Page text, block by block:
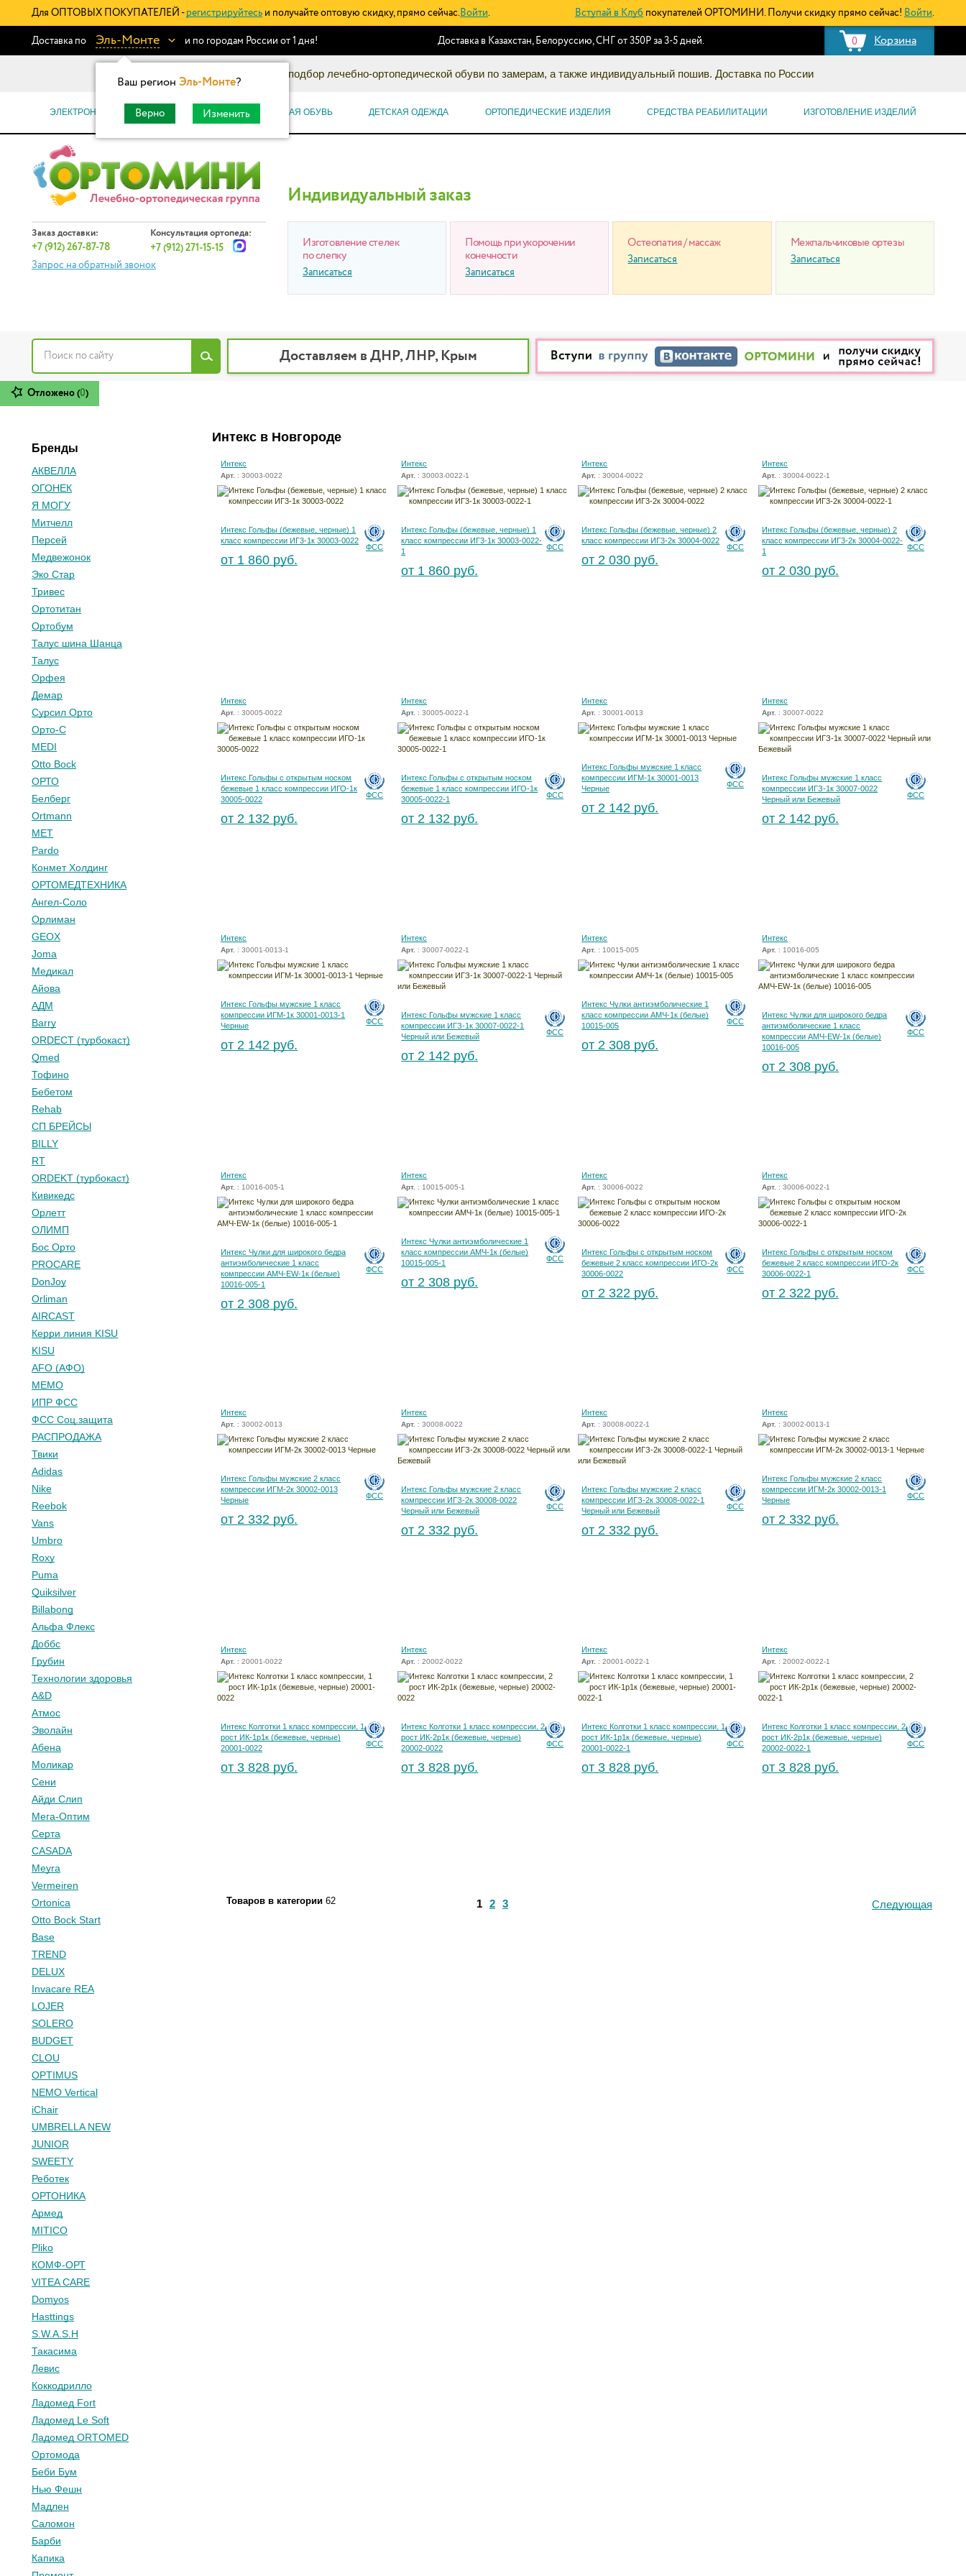
Для ОПТОВЫХ ПОКУПАТЕЛЕЙ - регистрируйтесь и получайте оптовую скидку, прямо сейчас.Войти. Вступай в Клуб покупателей ОРТОМИНИ. Получи скидку прямо сейчас! Войти.
Доставка по Эль-Монте
Ваш регион Эль-Монте?
Верно Изменить
и по городам России от 1 дня! 0 Корзина
Доставка в Казахстан, Белоруссию, СНГ от 350Р за 3-5 дней.
Информационный каталог: подбор лечебно-ортопедической обуви по замерам, а также индивидуальный пошив. Доставка по России
ЭЛЕКТРОННЫЕ СЕРТИФИКАТЫ ОРТОПЕДИЧЕСКАЯ ОБУВЬ ДЕТСКАЯ ОДЕЖДА ОРТОПЕДИЧЕСКИЕ ИЗДЕЛИЯ СРЕДСТВА РЕАБИЛИТАЦИИ ИЗГОТОВЛЕНИЕ ИЗДЕЛИЙ
Заказ доставки:
+7 (912) 267-87-78
Консультация ортопеда:
+7 (912) 271-15-15
Запрос на обратный звонок
Индивидуальный заказ
Изготовление стелек
по слепку
Записаться
Помощь при укорочении
конечности
Записаться
Остеопатия / массаж
Записаться
Межпальчиковые ортезы
Записаться
Доставляем в ДНР, ЛНР, Крым
Отложено (0)
Бренды
АКВЕЛЛА
ОГОНЕК
Я МОГУ
Митчелл
Персей
Медвежонок
Эко Стар
Тривес
Ортотитан
Ортобум
Талус шина Шанца
Талус
Орфея
Демар
Сурсил Орто
Орто-С
MEDI
Otto Bock
ОРТО
Белберг
Ortmann
МЕТ
Pardo
Конмет Холдинг
ОРТОМЕДТЕХНИКА
Ангел-Соло
Орлиман
GEOX
Joma
Медикал
Айова
АДМ
Barry
ORDECT (турбокаст)
Qmed
Тофино
Бебетом
Rehab
СП БРЕЙСЫ
BILLY
RT
ORDEKT (турбокаст)
Кивикедс
Орлетт
ОЛИМП
Бос Орто
PROCARE
DonJoy
Orliman
AIRCAST
Керри линия KISU
KISU
AFO (АФО)
МЕМО
ИПР ФСС
ФСС Соц.защита
РАСПРОДАЖА
Твики
Adidas
Nike
Reebok
Vans
Umbro
Roxy
Puma
Quiksilver
Billabong
Альфа Флекс
Доббс
Грубин
Технологии здоровья
A&D
Атмос
Эволайн
Абена
Моликар
Сени
Айди Слип
Мега-Оптим
Серта
CASADA
Meyra
Vermeiren
Ortonica
Otto Bock Start
Base
TREND
DELUX
Invacare REA
LOJER
SOLERO
BUDGET
CLOU
OPTIMUS
NEMO Vertical
iChair
UMBRELLA NEW
JUNIOR
SWEETY
Реботек
ОРТОНИКА
Армед
MITICO
Pliko
КОМФ-ОРТ
VITEA CARE
Domyos
Hasttings
S.W.A.S.H
Такасима
Левис
Коккодрилло
Ладомед Fort
Ладомед Le Soft
Ладомед ORTOMED
Ортомода
Беби Бум
Нью Фешн
Мадлен
Саломон
Барби
Капика
Интекс в Новгороде
Интекс
Арт. : 30003-0022
ФСС
Интекс Гольфы (бежевые, черные) 1
класс компрессии ИГ3-1к 30003-0022
от 1 860 руб.
Интекс
Арт. : 30003-0022-1
ФСС
Интекс Гольфы (бежевые, черные) 1
класс компрессии ИГ3-1к 30003-0022-
1
от 1 860 руб.
Интекс
Арт. : 30004-0022
ФСС
Интекс Гольфы (бежевые, черные) 2
класс компрессии ИГ3-2к 30004-0022
от 2 030 руб.
Интекс
Арт. : 30004-0022-1
ФСС
Интекс Гольфы (бежевые, черные) 2
класс компрессии ИГ3-2к 30004-0022-
1
от 2 030 руб.
Интекс
Арт. : 30005-0022
ФСС
Интекс Гольфы с открытым носком
бежевые 1 класс компрессии ИГО-1к
30005-0022
от 2 132 руб.
Интекс
Арт. : 30005-0022-1
ФСС
Интекс Гольфы с открытым носком
бежевые 1 класс компрессии ИГО-1к
30005-0022-1
от 2 132 руб.
Интекс
Арт. : 30001-0013
ФСС
Интекс Гольфы мужские 1 класс
компрессии ИГМ-1к 30001-0013
Черные
от 2 142 руб.
Интекс
Арт. : 30007-0022
ФСС
Интекс Гольфы мужские 1 класс
компрессии ИГЗ-1к 30007-0022
Черный или Бежевый
от 2 142 руб.
Интекс
Арт. : 30001-0013-1
ФСС
Интекс Гольфы мужские 1 класс
компрессии ИГМ-1к 30001-0013-1
Черные
от 2 142 руб.
Интекс
Арт. : 30007-0022-1
ФСС
Интекс Гольфы мужские 1 класс
компрессии ИГЗ-1к 30007-0022-1
Черный или Бежевый
от 2 142 руб.
Интекс
Арт. : 10015-005
ФСС
Интекс Чулки антиэмболические 1
класс компрессии АМЧ-1к (белые)
10015-005
от 2 308 руб.
Интекс
Арт. : 10016-005
ФСС
Интекс Чулки для широкого бедра
антиэмболические 1 класс
компрессии АМЧ-EW-1к (белые)
10016-005
от 2 308 руб.
Интекс
Арт. : 10016-005-1
ФСС
Интекс Чулки для широкого бедра
антиэмболические 1 класс
компрессии АМЧ-EW-1к (белые)
10016-005-1
от 2 308 руб.
Интекс
Арт. : 10015-005-1
ФСС
Интекс Чулки антиэмболические 1
класс компрессии АМЧ-1к (белые)
10015-005-1
от 2 308 руб.
Интекс
Арт. : 30006-0022
ФСС
Интекс Гольфы с открытым носком
бежевые 2 класс компрессии ИГО-2к
30006-0022
от 2 322 руб.
Интекс
Арт. : 30006-0022-1
ФСС
Интекс Гольфы с открытым носком
бежевые 2 класс компрессии ИГО-2к
30006-0022-1
от 2 322 руб.
Интекс
Арт. : 30002-0013
ФСС
Интекс Гольфы мужские 2 класс
компрессии ИГМ-2к 30002-0013
Черные
от 2 332 руб.
Интекс
Арт. : 30008-0022
ФСС
Интекс Гольфы мужские 2 класс
компрессии ИГЗ-2к 30008-0022
Черный или Бежевый
от 2 332 руб.
Интекс
Арт. : 30008-0022-1
ФСС
Интекс Гольфы мужские 2 класс
компрессии ИГЗ-2к 30008-0022-1
Черный или Бежевый
от 2 332 руб.
Интекс
Арт. : 30002-0013-1
ФСС
Интекс Гольфы мужские 2 класс
компрессии ИГМ-2к 30002-0013-1
Черные
от 2 332 руб.
Интекс
Арт. : 20001-0022
ФСС
Интекс Колготки 1 класс компрессии, 1
рост ИК-1р1к (бежевые, черные)
20001-0022
от 3 828 руб.
Интекс
Арт. : 20002-0022
ФСС
Интекс Колготки 1 класс компрессии, 2
рост ИК-2р1к (бежевые, черные)
20002-0022
от 3 828 руб.
Интекс
Арт. : 20001-0022-1
ФСС
Интекс Колготки 1 класс компрессии, 1
рост ИК-1р1к (бежевые, черные)
20001-0022-1
от 3 828 руб.
Интекс
Арт. : 20002-0022-1
ФСС
Интекс Колготки 1 класс компрессии, 2
рост ИК-2р1к (бежевые, черные)
20002-0022-1
от 3 828 руб.
Товаров в категории 62 1 2 3 Следующая